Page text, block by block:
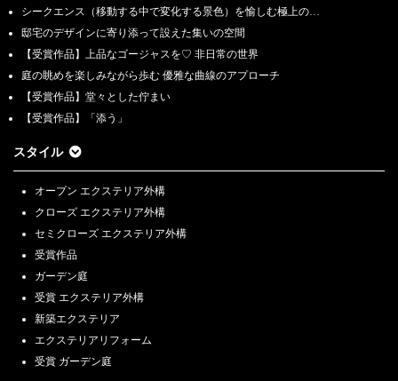
シークエンス（移動する中で変化する景色）を愉しむ極上の…
邸宅のデザインに寄り添って設えた集いの空間
【受賞作品】上品なゴージャスを♡ 非日常の世界
庭の眺めを楽しみながら歩む 優雅な曲線のアプローチ
【受賞作品】堂々とした佇まい
【受賞作品】「添う」
スタイル
オープン エクステリア外構
クローズ エクステリア外構
セミクローズ エクステリア外構
受賞作品
ガーデン庭
受賞 エクステリア外構
新築エクステリア
エクステリアリフォーム
受賞 ガーデン庭